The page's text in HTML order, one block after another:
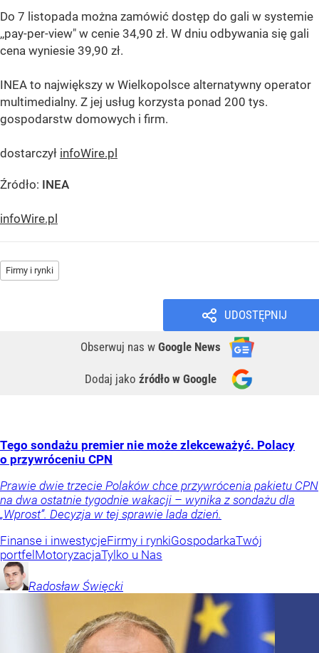
Do 7 listopada można zamówić dostęp do gali w systemie
,,pay-per-view" w cenie 34,90 zł. W dniu odbywania się gali
cena wyniesie 39,90 zł.
INEA to największy w Wielkopolsce alternatywny operator
multimedialny. Z jej usług korzysta ponad 200 tys.
gospodarstw domowych i firm.
dostarczył infoWire.pl
Źródło: INEA
infoWire.pl
Firmy i rynki
UDOSTĘPNIJ
Obserwuj nas w Google News
Dodaj jako źródło w Google
Tego sondażu premier nie może zlekceważyć. Polacy
o przywróceniu CPN
Prawie dwie trzecie Polaków chce przywrócenia pakietu CPN
na dwa ostatnie tygodnie wakacji – wynika z sondażu dla
„Wprost”. Decyzja w tej sprawie lada dzień.
Finanse i inwestycjeFirmy i rynkiGospodarkaTwój
portfel MotoryzacjaTylko u Nas
Radosław Święcki